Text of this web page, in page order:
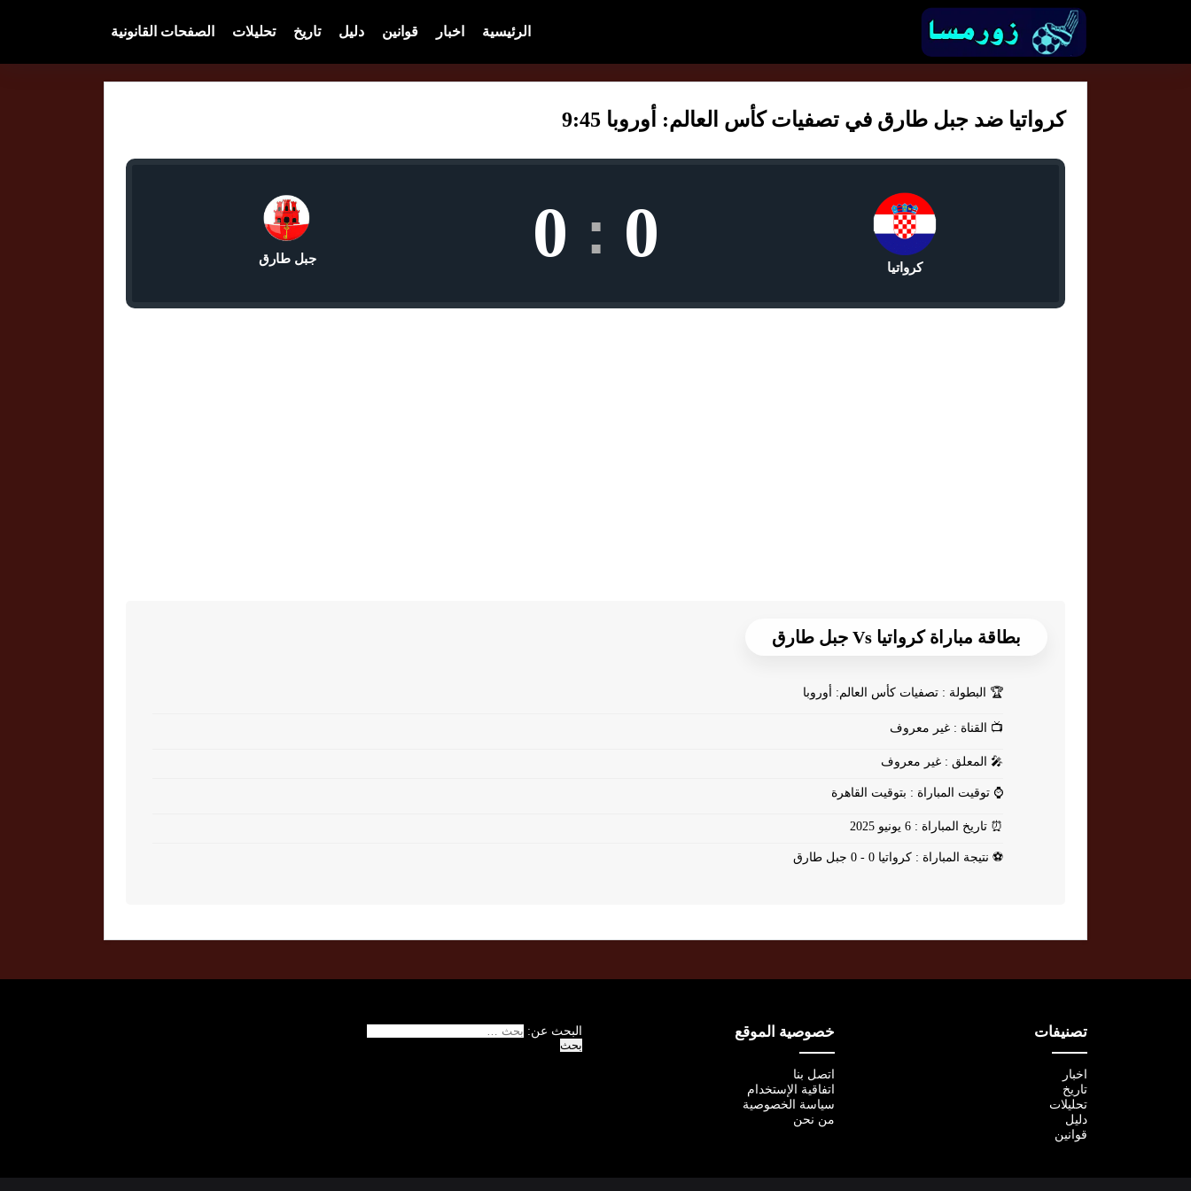
الرئيسية اخبار قوانين دليل تاريخ تحليلات الصفحات القانونية
كرواتيا ضد جبل طارق في تصفيات كأس العالم: أوروبا 9:45
كرواتيا 0
:
0 جبل طارق
بطاقة مباراة كرواتيا Vs جبل طارق
🏆 البطولة : تصفيات كأس العالم: أوروبا
📺 القناة : غير معروف
🎤 المعلق : غير معروف
⌚ توقيت المباراة : بتوقيت القاهرة
⏰ تاريخ المباراة : 6 يونيو 2025
⚽ نتيجة المباراة : كرواتيا 0 - 0 جبل طارق
تصنيفات
اخبار
تاريخ
تحليلات
دليل
قوانين
خصوصية الموقع
اتصل بنا
اتفاقية الإستخدام
سياسة الخصوصية
من نحن
البحث عن: